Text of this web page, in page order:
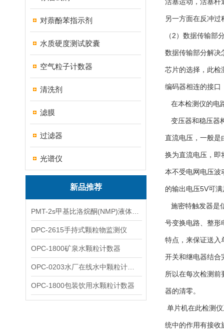
对萘酚苯指示剂
水质硬度测试胶囊
空气粒子计数器
清洗剂
滤膜
过滤器
光谱仪
新品推荐
DPC-2615手持式颗粒物监测仪
OPC-1800矿泉水颗粒计数器
OPC-1800包装饮用水颗粒计数器
另一方面在反冲
（2）数据传输部
数据传输部分解决
芯片的选择，此检
编码器相连的接口
在本检测仪的电
变压器和稳压器
直流电压，一般是
换为直流电压，即
本不受电网电压波
的输出电压5V可
施密特触发器是
号变换电路、整形
特点，来保证送入
开关和继电器结合
所以在每次检测前
器的清零。
单片机在此检测
统中的作用有接收